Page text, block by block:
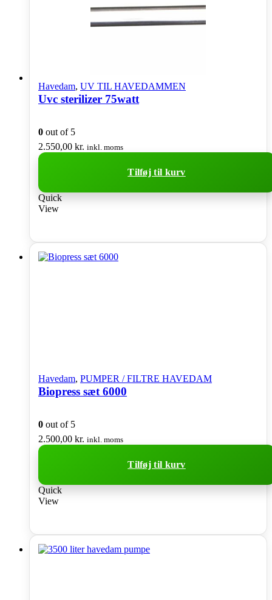
Havedam, UV TIL HAVEDAMMEN
Uvc sterilizer 75watt
0 out of 5
2.550,00 kr. inkl. moms
Tilføj til kurv
Quick
View
Havedam, PUMPER / FILTRE HAVEDAM
Biopress sæt 6000
0 out of 5
2.500,00 kr. inkl. moms
Tilføj til kurv
Quick
View